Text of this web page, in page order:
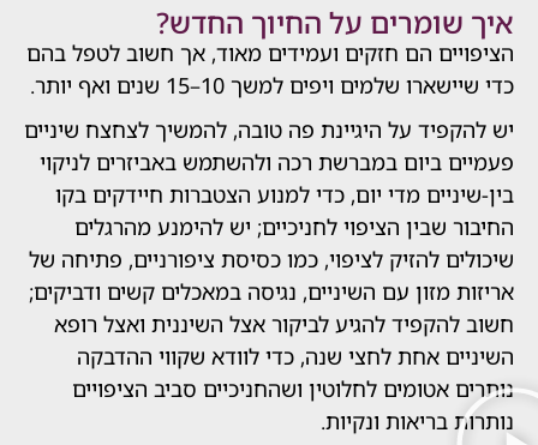
על החיוך החדש?
הם חזקים ועמידים מאוד, אך חשוב לטפל בהם
שלמים ויפים למשך 10–15 שנים ואף יותר.
על היגיינת פה טובה, להמשיך לצחצח שיניים
ביום במברשת רכה ולהשתמש באביזרים לניקוי
מדי יום, כדי למנוע הצטברות חיידקים בקו
הציפוי לחניכיים; יש להימנע מהרגלים
להזיק לציפוי, כמו כסיסת ציפורניים, פתיחה של
מזון עם השיניים, נגיסה במאכלים קשים ודביקים;
להגיע לביקור אצל השיננית ואצל רופא
אחת לחצי שנה, כדי לוודא שקווי ההדבקה
לחלוטין ושהחניכיים סביב הציפויים
ונקיות.